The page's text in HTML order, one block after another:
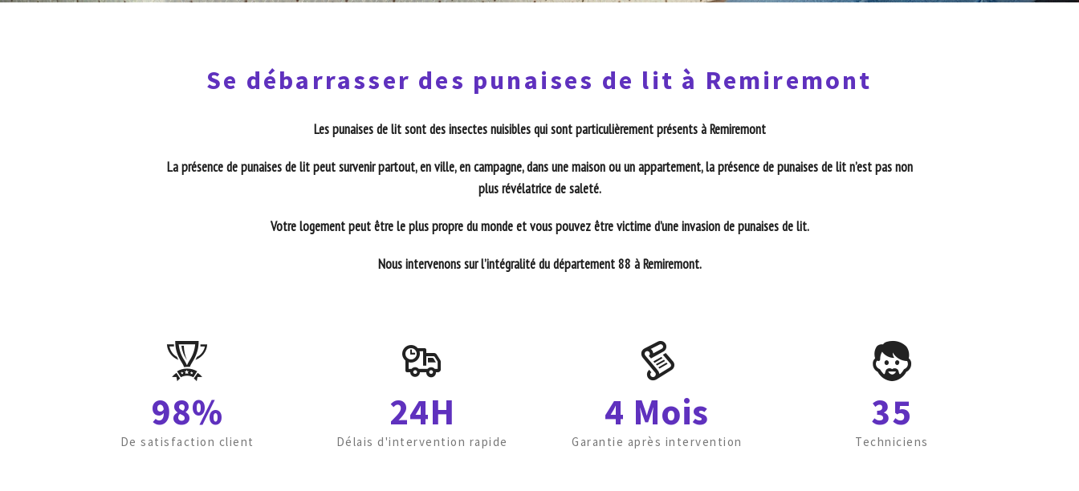
Se débarrasser des punaises de lit à Remiremont
Les punaises de lit sont des insectes nuisibles qui sont particulièrement présents à Remiremont
La présence de punaises de lit peut survenir partout, en ville, en campagne, dans une maison ou un appartement, la présence de punaises de lit n’est pas non
plus révélatrice de saleté.
Votre logement peut être le plus propre du monde et vous pouvez être victime d’une invasion de punaises de lit.
Nous intervenons sur l’intégralité du département 88 à Remiremont.
98%
De satisfaction client
24H
Délais d'intervention rapide
4 Mois
Garantie après intervention
35
Techniciens